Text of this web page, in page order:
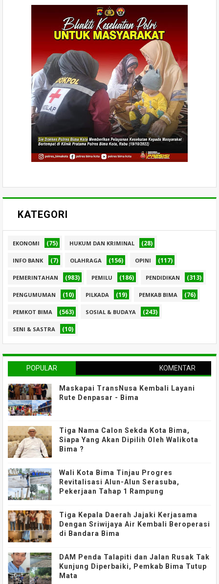
KATEGORI
EKONOMI (75) HUKUM DAN KRIMINAL (28)
INFO BANK (7) OLAHRAGA (156) OPINI (117)
PEMERINTAHAN (983) PEMILU (186) PENDIDIKAN (313)
PENGUMUMAN (10) PILKADA (19) PEMKAB BIMA (76)
PEMKOT BIMA (563) SOSIAL & BUDAYA (243)
SENI & SASTRA (10)
POPULAR KOMENTAR
Maskapai TransNusa Kembali Layani
Rute Denpasar - Bima
Tiga Nama Calon Sekda Kota Bima,
Siapa Yang Akan Dipilih Oleh Walikota
Bima ?
Wali Kota Bima Tinjau Progres
Revitalisasi Alun-Alun Serasuba,
Pekerjaan Tahap 1 Rampung
Tiga Kepala Daerah Jajaki Kerjasama
Dengan Sriwijaya Air Kembali Beroperasi
di Bandara Bima
DAM Penda Talapiti dan Jalan Rusak Tak
Kunjung Diperbaiki, Pemkab Bima Tutup
Mata